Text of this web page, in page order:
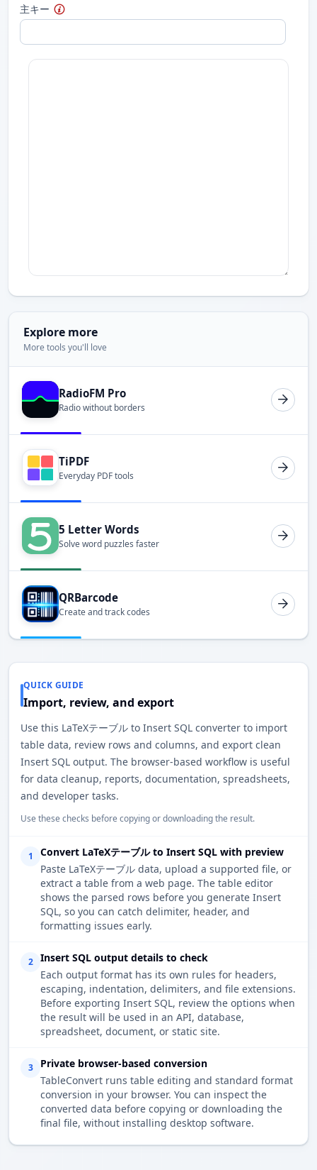
主キー
Explore more
More tools you'll love
RadioFM Pro
Radio without borders
TiPDF
Everyday PDF tools
5 Letter Words
Solve word puzzles faster
QRBarcode
Create and track codes
QUICK GUIDE
Import, review, and export
Use this LaTeXテーブル to Insert SQL converter to import
table data, review rows and columns, and export clean
Insert SQL output. The browser-based workflow is useful
for data cleanup, reports, documentation, spreadsheets,
and developer tasks.
Use these checks before copying or downloading the result.
1
Convert LaTeXテーブル to Insert SQL with preview
Paste LaTeXテーブル data, upload a supported file, or
extract a table from a web page. The table editor
shows the parsed rows before you generate Insert
SQL, so you can catch delimiter, header, and
formatting issues early.
2
Insert SQL output details to check
Each output format has its own rules for headers,
escaping, indentation, delimiters, and file extensions.
Before exporting Insert SQL, review the options when
the result will be used in an API, database,
spreadsheet, document, or static site.
3
Private browser-based conversion
TableConvert runs table editing and standard format
conversion in your browser. You can inspect the
converted data before copying or downloading the
final file, without installing desktop software.